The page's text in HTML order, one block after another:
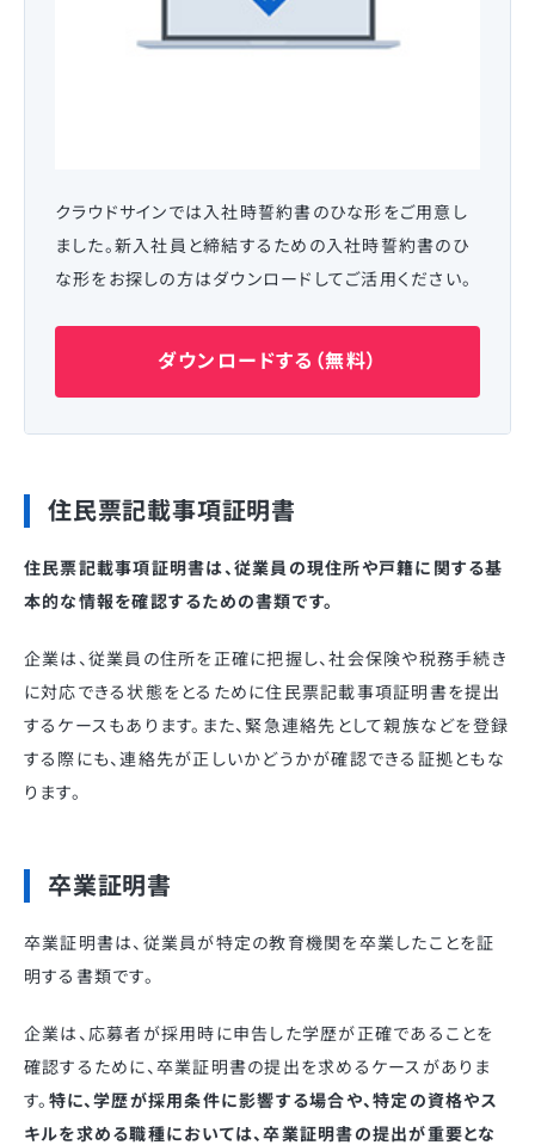
クラウドサインでは入社時誓約書のひな形をご用意し
ました。新入社員と締結するための入社時誓約書のひ
な形をお探しの方はダウンロードしてご活用ください。
ダウンロードする（無料）
住民票記載事項証明書
住民票記載事項証明書は、従業員の現住所や戸籍に関する基
本的な情報を確認するための書類です。
企業は、従業員の住所を正確に把握し、社会保険や税務手続き
に対応できる状態をとるために住民票記載事項証明書を提出
するケースもあります。また、緊急連絡先として親族などを登録
する際にも、連絡先が正しいかどうかが確認できる証拠ともな
ります。
卒業証明書
卒業証明書は、従業員が特定の教育機関を卒業したことを証
明する書類です。
企業は、応募者が採用時に申告した学歴が正確であることを
確認するために、卒業証明書の提出を求めるケースがありま
す。 特に、学歴が採用条件に影響する場合や、特定の資格やス
キルを求める職種においては、卒業証明書の提出が重要とな